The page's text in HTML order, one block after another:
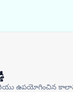
ఉపయోగించిన